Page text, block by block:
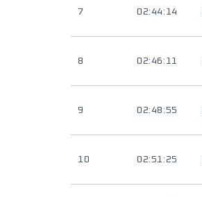
7 02:44:14
8 02:46:11
9 02:48:55
10 02:51:25